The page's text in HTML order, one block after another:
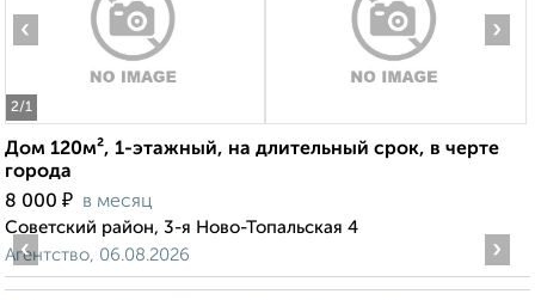
2/1
‹ ›
Дом 120м², 1-этажный, на длительный срок, в черте
города
8 000 ₽ в месяц
Советский район, 3-я Ново-Топальская 4
Агентство, 06.08.2026
‹ ›